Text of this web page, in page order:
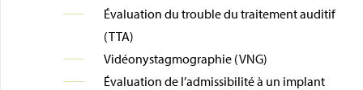
Évaluation du trouble du traitement auditif
(TTA)
Vidéonystagmographie (VNG)
Évaluation de l’admissibilité à un implant